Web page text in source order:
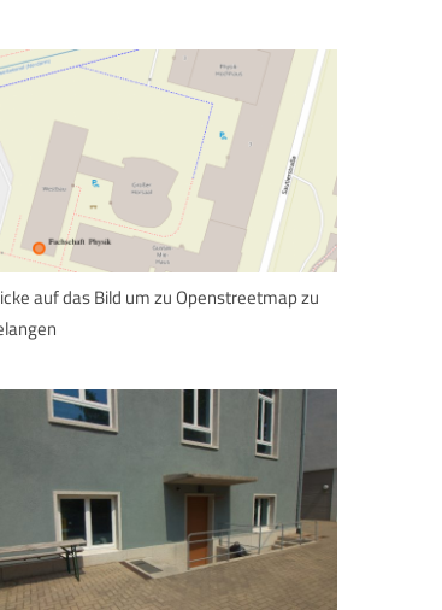
auf das Bild um zu Openstreetmap zu